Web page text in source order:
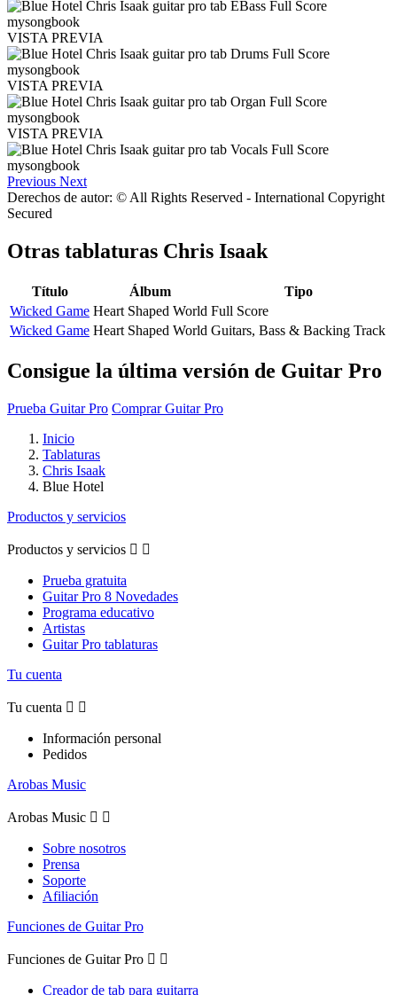
VISTA PREVIA
VISTA PREVIA
VISTA PREVIA
Previous Next
Derechos de autor: © All Rights Reserved - International Copyright
Secured
Otras tablaturas Chris Isaak
Título Álbum
Tipo
Wicked Game Heart Shaped World Full Score
Wicked Game Heart Shaped World Guitars, Bass & Backing Track
Consigue la última versión de Guitar Pro
Prueba Guitar Pro Comprar Guitar Pro
Inicio
Tablaturas
Chris Isaak
Blue Hotel
Productos y servicios
Productos y servicios  
Prueba gratuita
Guitar Pro 8 Novedades
Programa educativo
Artistas
Guitar Pro tablaturas
Tu cuenta
Tu cuenta  
Información personal
Pedidos
Arobas Music
Arobas Music  
Sobre nosotros
Prensa
Soporte
Afiliación
Funciones de Guitar Pro
Funciones de Guitar Pro  
Creador de tab para guitarra